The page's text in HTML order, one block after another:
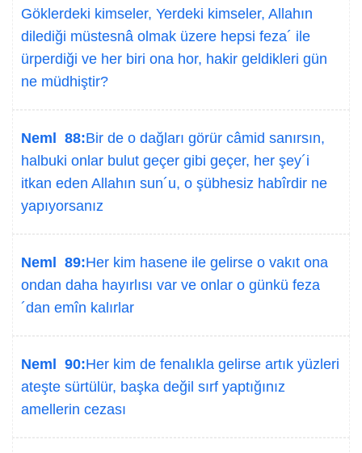
Göklerdeki kimseler, Yerdeki kimseler, Allahın
dilediği müstesnâ olmak üzere hepsi feza´ ile
ürperdiği ve her biri ona hor, hakir geldikleri gün
ne müdhiştir?
Neml 88:Bir de o dağları görür câmid sanırsın,
halbuki onlar bulut geçer gibi geçer, her şey´i
itkan eden Allahın sun´u, o şübhesiz habîrdir ne
yapıyorsanız
Neml 89:Her kim hasene ile gelirse o vakıt ona
ondan daha hayırlısı var ve onlar o günkü feza
´dan emîn kalırlar
Neml 90:Her kim de fenalıkla gelirse artık yüzleri
ateşte sürtülür, başka değil sırf yaptığınız
amellerin cezası